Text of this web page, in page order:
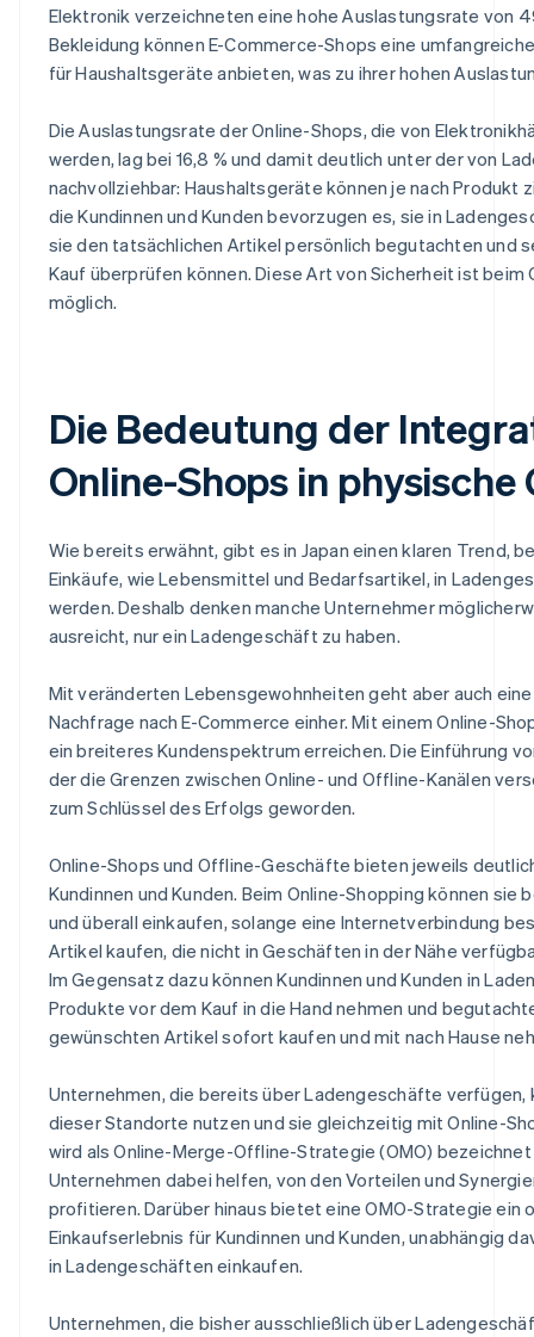
Elektronik verzeichneten eine hohe Auslastungsrate von
Bekleidung können E-Commerce-Shops eine
für Haushaltsgeräte anbieten, was zu ihrer hohen
Die Auslastungsrate der Online-Shops, die von
werden, lag bei 16,8 % und damit deutlich unter der von
nachvollziehbar: Haushaltsgeräte können je nach Produkt
die Kundinnen und Kunden bevorzugen es, sie in
sie den tatsächlichen Artikel persönlich begutachten und
Kauf überprüfen können. Diese Art von Sicherheit ist beim
möglich.
Die Bedeutung der
Online-Shops in
Wie bereits erwähnt, gibt es in Japan einen klaren Trend,
Einkäufe, wie Lebensmittel und Bedarfsartikel, in
werden. Deshalb denken manche Unternehmer
ausreicht, nur ein Ladengeschäft zu haben.
Mit veränderten Lebensgewohnheiten geht aber auch
Nachfrage nach E-Commerce einher. Mit einem Online-
ein breiteres Kundenspektrum erreichen. Die Einführung
der die Grenzen zwischen Online- und Offline-Kanälen
zum Schlüssel des Erfolgs geworden.
Online-Shops und Offline-Geschäfte bieten jeweils
Kundinnen und Kunden. Beim Online-Shopping können
und überall einkaufen, solange eine Internetverbindung
Artikel kaufen, die nicht in Geschäften in der Nähe
Im Gegensatz dazu können Kundinnen und Kunden in
Produkte vor dem Kauf in die Hand nehmen und
gewünschten Artikel sofort kaufen und mit nach Hause
Unternehmen, die bereits über Ladengeschäfte verfügen,
dieser Standorte nutzen und sie gleichzeitig mit Online-
wird als Online-Merge-Offline-Strategie (OMO) bezeichnet
Unternehmen dabei helfen, von den Vorteilen und
profitieren. Darüber hinaus bietet eine OMO-Strategie ein
Einkaufserlebnis für Kundinnen und Kunden, unabhängig
in Ladengeschäften einkaufen.
Unternehmen, die bisher ausschließlich über